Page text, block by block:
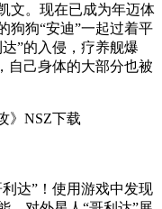
文。现在已成为年迈体
狗狗“安迪”一起过着平
”的入侵，疗养舰爆
自己身体的大部分也被
达”！使用游戏中发现